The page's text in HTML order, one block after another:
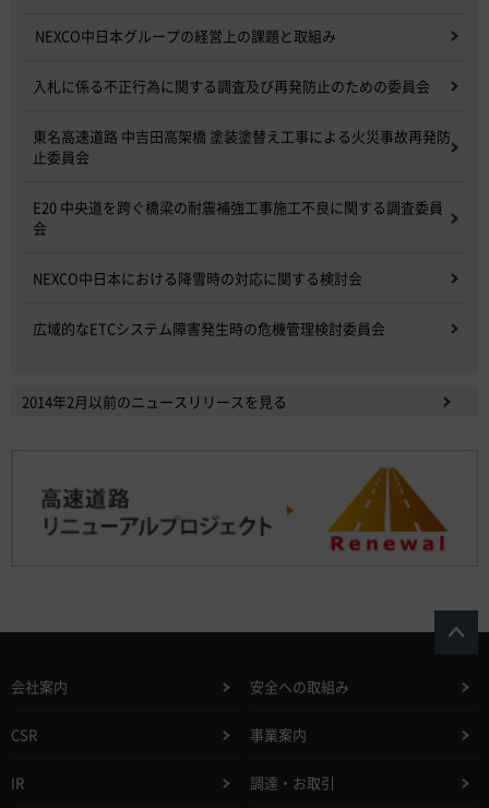
NEXCO中日本グループの経営上の課題と取組み
入札に係る不正行為に関する調査及び再発防止のための委員会
東名高速道路 中吉田高架橋 塗装塗替え工事による火災事故再発防
止委員会
E20 中央道を跨ぐ橋梁の耐震補強工事施工不良に関する調査委員
会
NEXCO中日本における降雪時の対応に関する検討会
広域的なETCシステム障害発生時の危機管理検討委員会
2014年2月以前のニュースリリースを見る
会社案内 安全への取組み
CSR 事業案内
IR 調達・お取引